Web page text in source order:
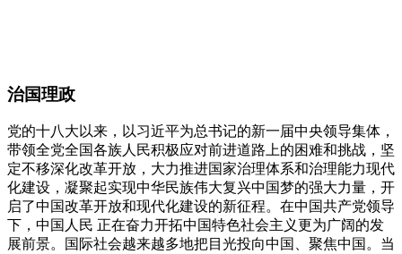
治国理政
党的十八大以来，以习近平为总书记的新一届中央领导集体，
带领全党全国各族人民积极应对前进道路上的困难和挑战，坚
定不移深化改革开放，大力推进国家治理体系和治理能力现代
化建设，凝聚起实现中华民族伟大复兴中国梦的强大力量，开
启了中国改革开放和现代化建设的新征程。在中国共产党领导
下，中国人民 正在奋力开拓中国特色社会主义更为广阔的发
展前景。国际社会越来越多地把目光投向中国、聚焦中国。当